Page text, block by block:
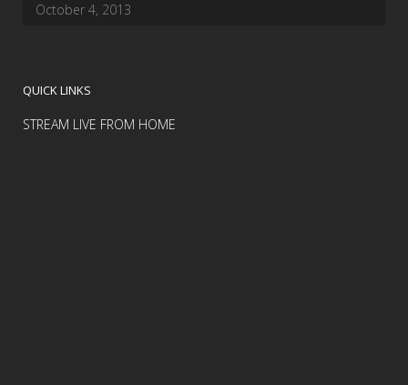
October 4, 2013
QUICK LINKS
STREAM LIVE FROM HOME